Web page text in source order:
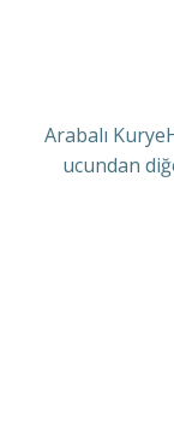
Arabalı
ucundan